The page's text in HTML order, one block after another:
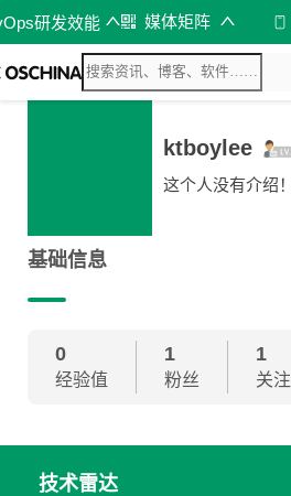
研发效能 媒体矩阵
ktboylee
这个人没有介绍！
基础信息
0
经验值
1
粉丝
1
关注
技术雷达